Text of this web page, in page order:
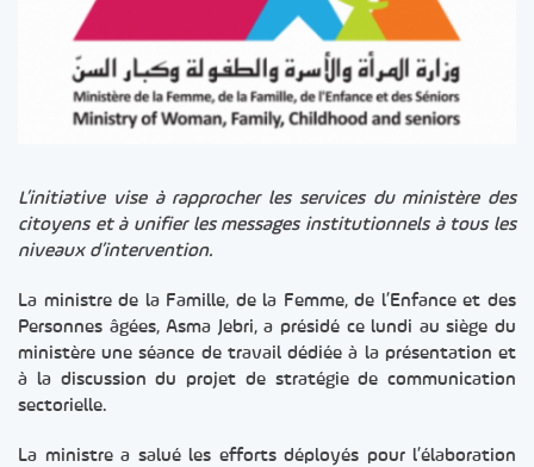
L’initiative vise à rapprocher les services du ministère des
citoyens et à unifier les messages institutionnels à tous les
niveaux d’intervention.
La ministre de la Famille, de la Femme, de l’Enfance et des
Personnes âgées, Asma Jebri, a présidé ce lundi au siège du
ministère une séance de travail dédiée à la présentation et
à la discussion du projet de stratégie de communication
sectorielle.
La ministre a salué les efforts déployés pour l’élaboration